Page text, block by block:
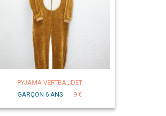
PYJAMA VERTBAUDET
GARÇON 6 ANS
9 €